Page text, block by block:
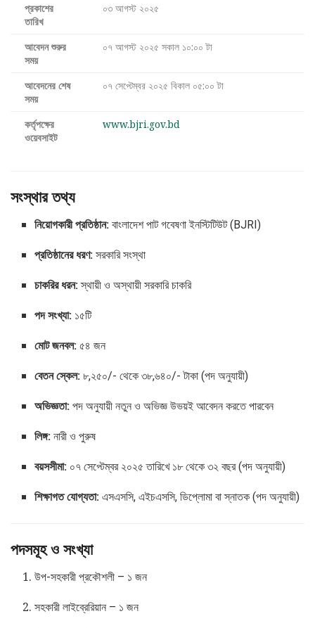
প্রকাশের
তারিখ
০৩ আগস্ট ২০২৫
আবেদন শুরুর
সময়
০৭ আগস্ট ২০২৫ সকাল ১০:০০ টা
আবেদনের শেষ
সময়
০৭ সেপ্টেম্বর ২০২৫ বিকাল ০৫:০০ টা
কর্তৃপক্ষের
ওয়েবসাইট
www.bjri.gov.bd
সংস্থার তথ্য
নিয়োগকারী প্রতিষ্ঠান: বাংলাদেশ পাট গবেষণা ইনস্টিটিউট (BJRI)
প্রতিষ্ঠানের ধরণ: সরকারি সংস্থা
চাকরির ধরন:স্থায়ী ও অস্থায়ী সরকারি চাকরি
পদ সংখ্যা: ১৫টি
মোট জনবল: ৫৪ জন
বেতন স্কেল: ৮,২৫০/- থেকে ৩৮,৬৪০/- টাকা (পদ অনুযায়ী)
অভিজ্ঞতা: পদ অনুযায়ী নতুন ও অভিজ্ঞ উভয়ই আবেদন করতে পারবেন
লিঙ্গ: নারী ও পুরুষ
বয়সসীমা: ০৭ সেপ্টেম্বর ২০২৫ তারিখে ১৮ থেকে ৩২ বছর (পদ অনুযায়ী)
শিক্ষাগত যোগ্যতা: এসএসসি, এইচএসসি, ডিপ্লোমা বা স্নাতক (পদ অনুযায়ী)
পদসমূহ ও সংখ্যা
উপ-সহকারী প্রকৌশলী – ১ জন
সহকারী লাইব্রেরিয়ান – ১ জন